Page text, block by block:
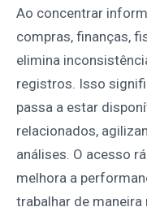
Ao concentrar
compras, finanças,
elimina
registros. Isso
passa a estar
relacionados,
análises. O acesso
melhora a
trabalhar de